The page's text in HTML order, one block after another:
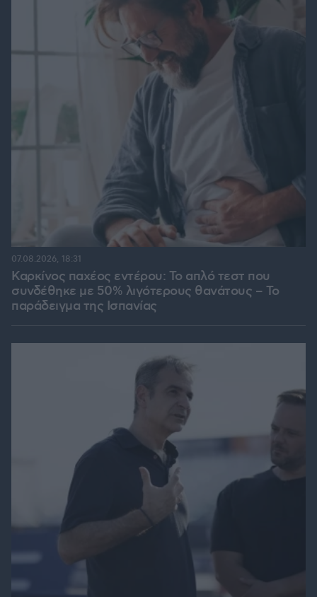
Καρκίνος παχέος εντέρου: Το απλό τεστ που
συνδέθηκε με 50% λιγότερους θανάτους – Το
παράδειγμα της Ισπανίας
07.08.2026, 18:31